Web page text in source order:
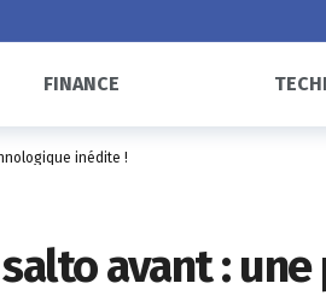
FINANCE
inédite !
avant :